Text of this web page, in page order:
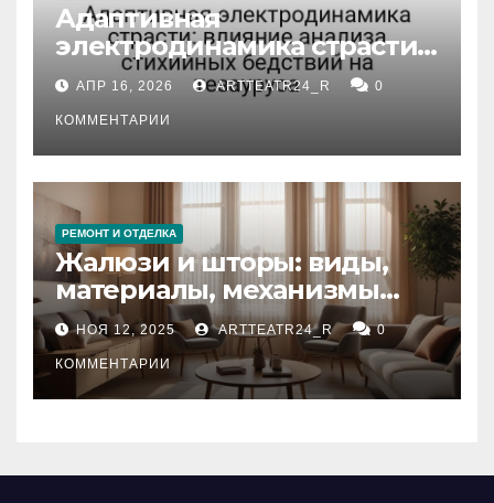
Адаптивная
электродинамика страсти:
влияние анализа
стихийных бедствий на
тезауруса
АПР 16, 2026 ARTTEATR24_R 0
КОММЕНТАРИИ
РЕМОНТ И ОТДЕЛКА
Жалюзи и шторы: виды,
материалы, механизмы
управления и уход
НОЯ 12, 2025 ARTTEATR24_R 0
КОММЕНТАРИИ